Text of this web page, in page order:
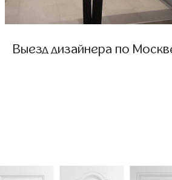
Выезд дизайнера по